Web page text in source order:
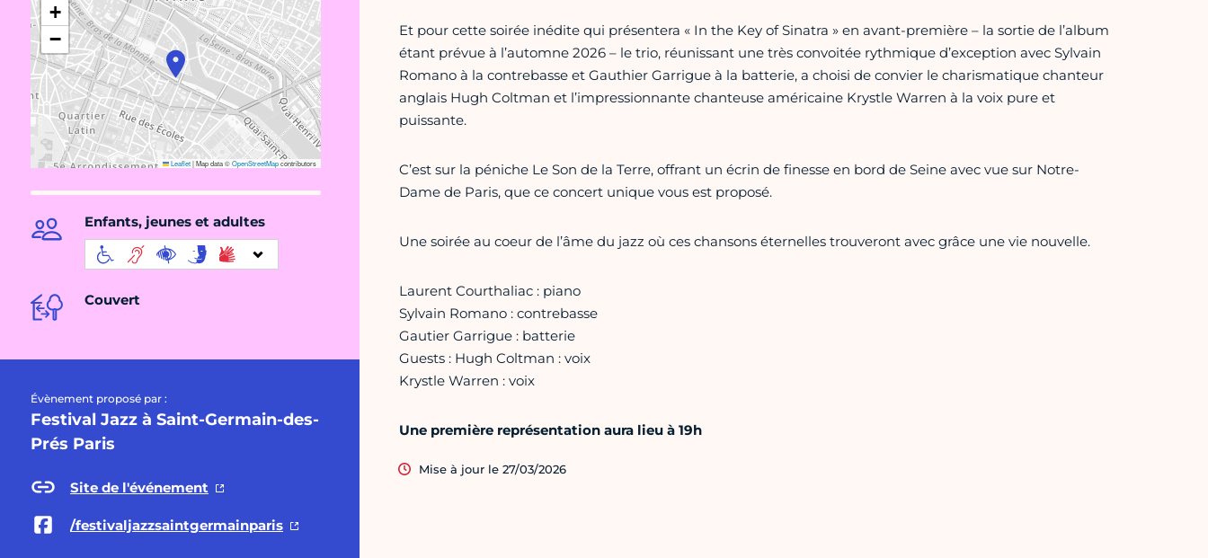
+
−
Leaflet|Map data ©OpenStreetMapcontributors
Enfants, jeunes et adultes
Couvert
Évènement proposé par :
Festival Jazz à Saint-Germain-des-
Prés Paris
Site de l'événement
/festivaljazzsaintgermainparis
Et pour cette soirée inédite qui présentera « In the Key of Sinatra » en avant-première – la sortie de l’album
étant prévue à l’automne 2026 – le trio, réunissant une très convoitée rythmique d’exception avec Sylvain
Romano à la contrebasse et Gauthier Garrigue à la batterie, a choisi de convier le charismatique chanteur
anglais Hugh Coltman et l’impressionnante chanteuse américaine Krystle Warren à la voix pure et
puissante.
C’est sur la péniche Le Son de la Terre, offrant un écrin de finesse en bord de Seine avec vue sur Notre-
Dame de Paris, que ce concert unique vous est proposé.
Une soirée au coeur de l’âme du jazz où ces chansons éternelles trouveront avec grâce une vie nouvelle.
Laurent Courthaliac : piano
Sylvain Romano : contrebasse
Gautier Garrigue : batterie
Guests : Hugh Coltman : voix
Krystle Warren : voix
Une première représentation aura lieu à 19h
Mise à jour le 27/03/2026